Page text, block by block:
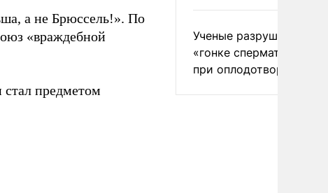
а не Брюссель!». По
«враждебной
предметом
Ученые разрушили миф
«гонке
при оплодотворении